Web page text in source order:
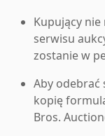
Kupujący
serwisu
zostanie w
Aby odebrać
kopię
Bros.